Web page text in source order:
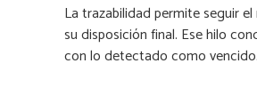
La trazabilidad permite seguir
su disposición final. Ese hilo
con lo detectado como vencido.